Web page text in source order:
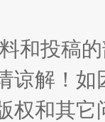
和投稿
谅解！
权和其它